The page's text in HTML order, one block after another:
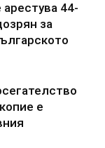
44-
за
е